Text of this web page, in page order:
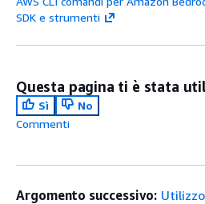
SDK e strumenti
Questa pagina ti è stata
Sì
No
Commenti
Argomento successivo: